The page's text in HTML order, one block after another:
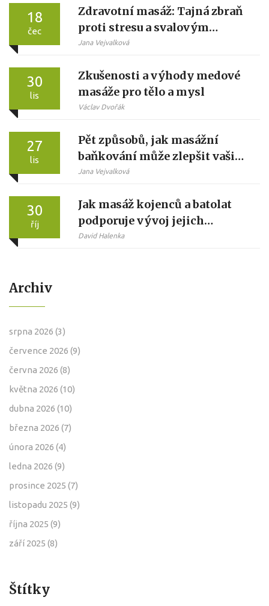
18
čec
Zdravotní masáž: Tajná zbraň
proti stresu a svalovým
blokům
Jana Vejvalková
30
lis
Zkušenosti a výhody medové
masáže pro tělo a mysl
Václav Dvořák
27
lis
Pět způsobů, jak masážní
baňkování může zlepšit vaši
pokožku
Jana Vejvalková
30
říj
Jak masáž kojenců a batolat
podporuje vývoj jejich
smyslů
David Halenka
Archiv
srpna 2026 (3)
července 2026 (9)
června 2026 (8)
května 2026 (10)
dubna 2026 (10)
března 2026 (7)
února 2026 (4)
ledna 2026 (9)
prosince 2025 (7)
listopadu 2025 (9)
října 2025 (9)
září 2025 (8)
Štítky